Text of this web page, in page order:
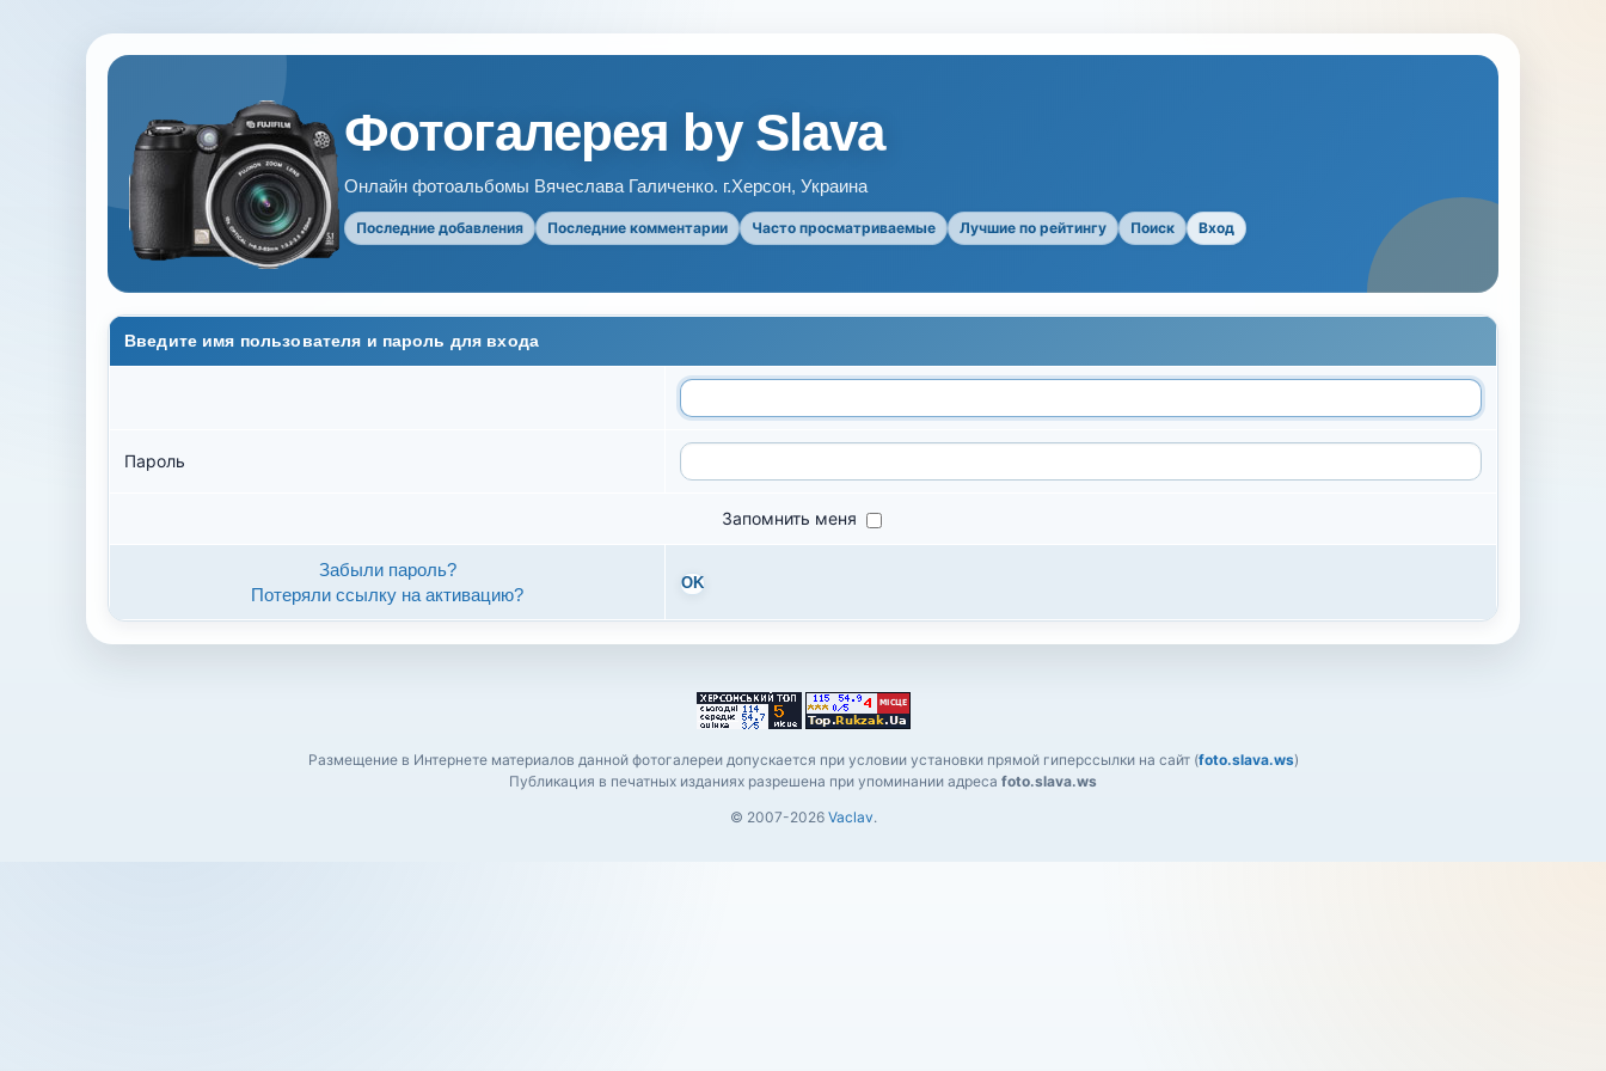
Фотогалерея by Slava
Онлайн фотоальбомы Вячеслава Галиченко. г.Херсон, Украина
Последние добавления Последние комментарии Часто просматриваемые Лучшие по рейтингу Поиск Вход
Введите имя пользователя и пароль для входа
Пароль
Запомнить меня
Забыли пароль?
Потеряли ссылку на активацию?
OK
Размещение в Интернете материалов данной фотогалереи допускается при условии установки прямой гиперссылки на сайт (foto.slava.ws)
Публикация в печатных изданиях разрешена при упоминании адреса foto.slava.ws
© 2007-2026 Vaclav.